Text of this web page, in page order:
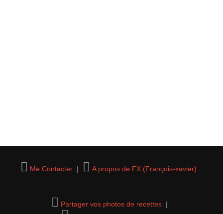
Me Contacter | A propos de FX (François-xavier)...
Partager vos photos de recettes |